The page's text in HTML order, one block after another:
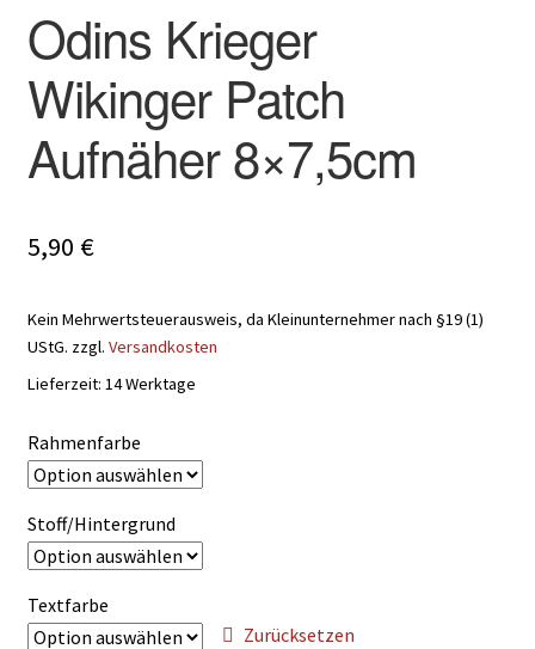
Odins Krieger
Wikinger Patch
Aufnäher 8×7,5cm
5,90 €
Kein Mehrwertsteuerausweis, da Kleinunternehmer nach §19 (1)
UStG. zzgl. Versandkosten
Lieferzeit: 14 Werktage
Rahmenfarbe
Stoff/Hintergrund
Textfarbe
Zurücksetzen